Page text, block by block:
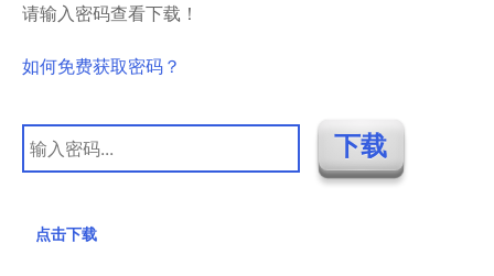
请输入密码查看下载！
如何免费获取密码？
点击下载